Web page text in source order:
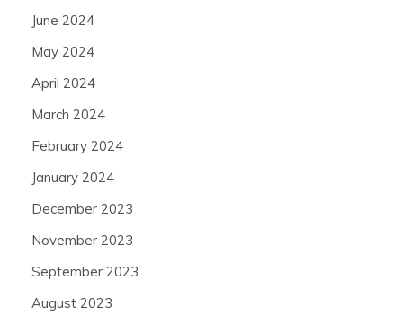
June 2024
May 2024
April 2024
March 2024
February 2024
January 2024
December 2023
November 2023
September 2023
August 2023